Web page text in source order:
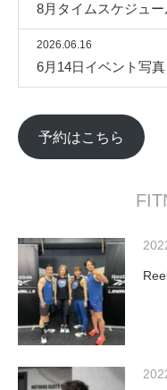
8月タイムスケジュー
2026.06.16
6月14日イベント写真
予約はこちら